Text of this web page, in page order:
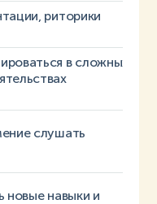
риторики
в сложных
слушать
новые навыки и